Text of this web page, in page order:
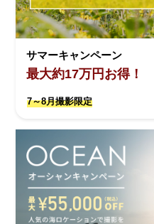
サマーキャンペーン
最大約17万円お得！
7～8月撮影限定